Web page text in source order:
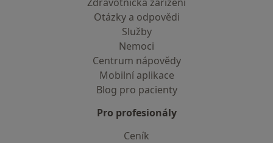
Otázky a odpovědi
Služby
Nemoci
Centrum nápovědy
Mobilní aplikace
Blog pro pacienty
Pro profesionály
Ceník